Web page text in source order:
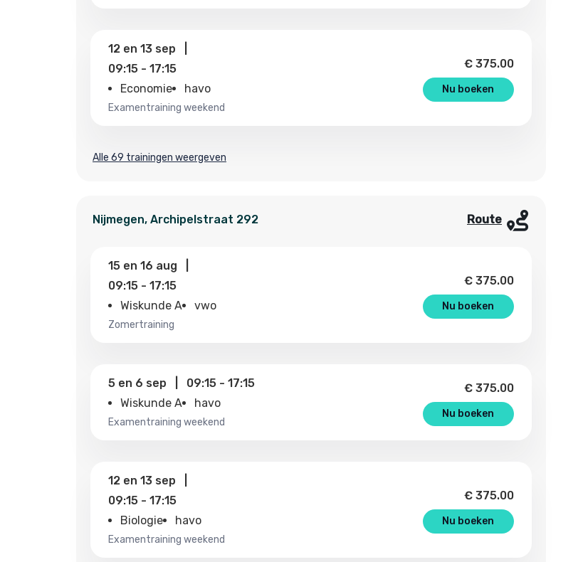
12 en 13 sep
09:15 - 17:15
Economie
havo
examentraining weekend
€ 375.00
Nu boeken
Alle 69 trainingen weergeven
Nijmegen, Archipelstraat 292 Route
15 en 16 aug
09:15 - 17:15
Wiskunde A
vwo
zomertraining
€ 375.00
Nu boeken
5 en 6 sep 09:15 - 17:15
Wiskunde A
havo
examentraining weekend
€ 375.00
Nu boeken
12 en 13 sep
09:15 - 17:15
Biologie
havo
examentraining weekend
€ 375.00
Nu boeken